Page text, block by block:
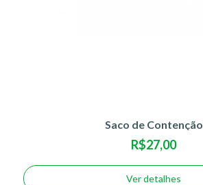
Saco de Contenção
R$27,00
Ver detalhes